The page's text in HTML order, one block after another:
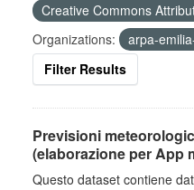
Creative Commons
Organizations:
arpa-
Filter Results
Previsioni
(elaborazione per App
Questo dataset contiene